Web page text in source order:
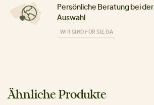
Persönliche Beratung bei der
Auswahl
WIR SIND FÜR SIE DA
Ähnliche Produkte